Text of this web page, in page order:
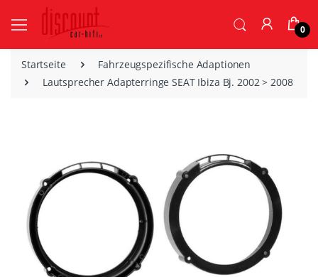
0
Startseite
Fahrzeugspezifische Adaptionen
Lautsprecher Adapterringe SEAT Ibiza Bj. 2002 > 2008